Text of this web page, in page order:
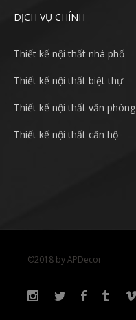
DỊCH VỤ CHÍNH
Thiết kế nội thất nhà phố
Thiết kế nội thất biệt thự
Thiết kế nội thất văn phòng
Thiết kế nội thất căn hộ
©2018 by APDecor